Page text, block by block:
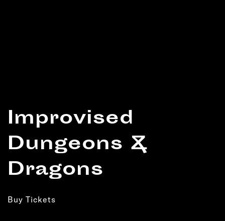
Improvised
Dungeons &
Dragons
Buy Tickets